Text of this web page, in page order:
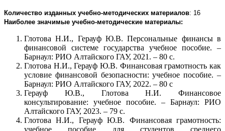
Количество изданных учебно-методических материалов: 16
Наиболее значимые учебно-методические материалы:
Глотова Н.И., Герауф Ю.В. Персональные финансы в
финансовой системе государства учебное пособие. –
Барнаул: РИО Алтайского ГАУ, 2021. – 80 с.
Глотова Н.И., Герауф Ю.В. Финансовая грамотность как
условие финансовой безопасности: учебное пособие. –
Барнаул: РИО Алтайского ГАУ, 2022. – 80 с
Герауф Ю.В., Глотова Н.И. Финансовое
консультирование: учебное пособие. – Барнаул: РИО
Алтайского ГАУ, 2023. – 79 с.
Глотова Н.И., Герауф Ю.В. Финансовая грамотность:
учебное пособие для студентов среднего